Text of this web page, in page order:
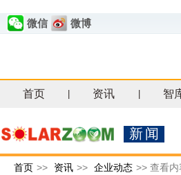
微信 微博
首页 资讯 智
新闻
首页 >> 资讯 >> 企业动态 >> 查看内